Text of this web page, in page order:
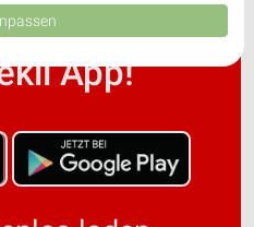
in
App!
Union weitergegeben und in die
Informationen